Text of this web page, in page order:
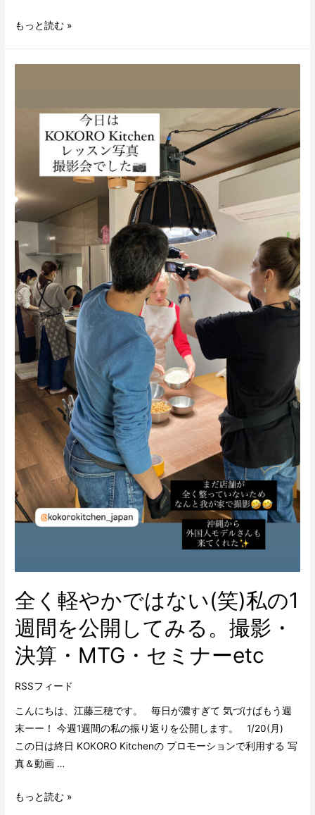
もっと読む »
全く軽やかではない(笑)私の1
週間を公開してみる。撮影・
決算・MTG・セミナーetc
RSSフィード
こんにちは、江藤三穂です。 毎日が濃すぎて 気づけばもう週
末ーー！ 今週1週間の私の振り返りを公開します。 1/20(月)
この日は終日 KOKORO Kitchenの プロモーションで利用する 写
真＆動画 …
もっと読む »